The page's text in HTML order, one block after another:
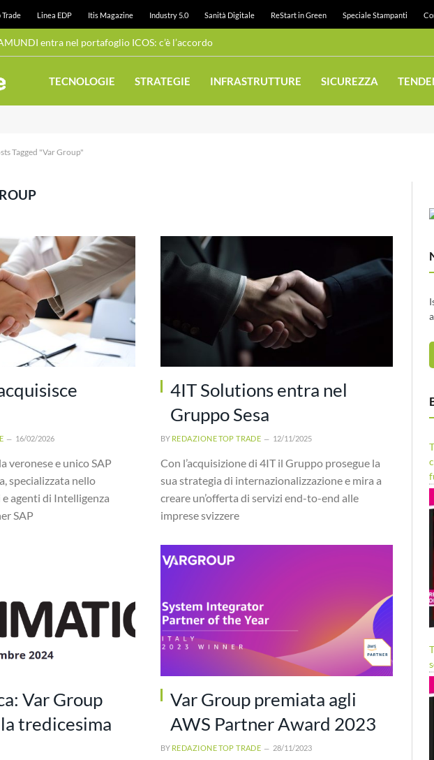
Trade Linea EDP Itis Magazine Industry 5.0 Sanità Digitale ReStart in Green Speciale Stampanti
entra nel portafoglio ICOS: c’è l’accordo
TECNOLOGIE STRATEGIE INFRASTRUTTURE SICUREZZA
Tagged "Var Group"
16/02/2026
veronese e unico SAP
specializzata nello
agenti di Intelligenza
SAP
4IT Solutions entra nel
Gruppo Sesa
BY REDAZIONE TOP TRADE 12/11/2025
Con l’acquisizione di 4IT il Gruppo prosegue la
sua strategia di internazionalizzazione e mira a
creare un’offerta di servizi end-to-end alle
imprese svizzere
Var Group
tredicesima
Var Group premiata agli
AWS Partner Award 2023
BY REDAZIONE TOP TRADE 28/11/2023